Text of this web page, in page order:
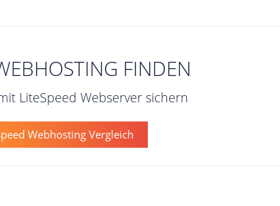
FINDEN
LiteSpeed Webserver sichern
Webhosting Vergleich